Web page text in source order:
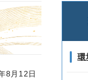
8月12日
環